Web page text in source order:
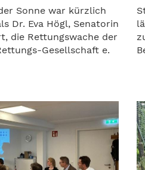
Sonne war kürzlich
Dr. Eva Högl, Senatorin
die Rettungswache der
Gesellschaft e.